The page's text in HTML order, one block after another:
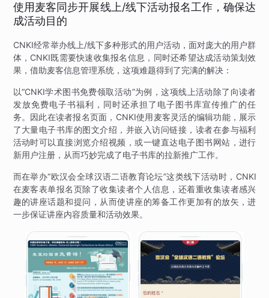
使用麦客同步开展线上/线下活动报名工作，确保达
成活动目的
CNKI经常举办线上/线下多种形式的用户活动，面对庞大的用户群
体，CNKI既需要快速收集报名信息，同时还希望达成活动策划效
果，借助麦客信息管理系统，这项难题得到了完满的解决：
以“CNKI学术图书免费领取活动”为例，这项线上活动除了向读者
发放免费电子书福利，同时还承担了电子图书库宣传推广的任
务。因此在读者报名页面，CNKI使用麦客灵活的编辑功能，展示
了大量电子书库的图文介绍，并嵌入访问链接，读者在参与福利
活动时可以直接浏览介绍视频，或一键直达电子图书网站，进行
新用户注册，从而巧妙完成了电子书库的拉新推广工作。
而在举办“欧汉会全球汉语二语教育论坛”这类线下活动时，CNKI
在麦客表单报名页除了收集读者个人信息，还着重收集读者感兴
趣的讲座话题和提问，从而使讲座的筹备工作更加有的放矢，进
一步保证讲座内容质量和活动效果。